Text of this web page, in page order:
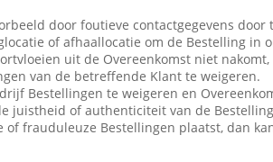
door foutieve contactgegevens door
of afhaallocatie om de Bestelling in
uit de Overeenkomst niet nakomt,
van de betreffende Klant te weigeren.
Bestellingen te weigeren en
juistheid of authenticiteit van de
frauduleuze Bestellingen plaatst, dan